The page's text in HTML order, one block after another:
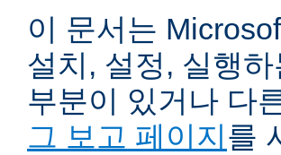
이 문서는
설치, 설정, 실행
부분이 있거나 다
그 보고 페이지를